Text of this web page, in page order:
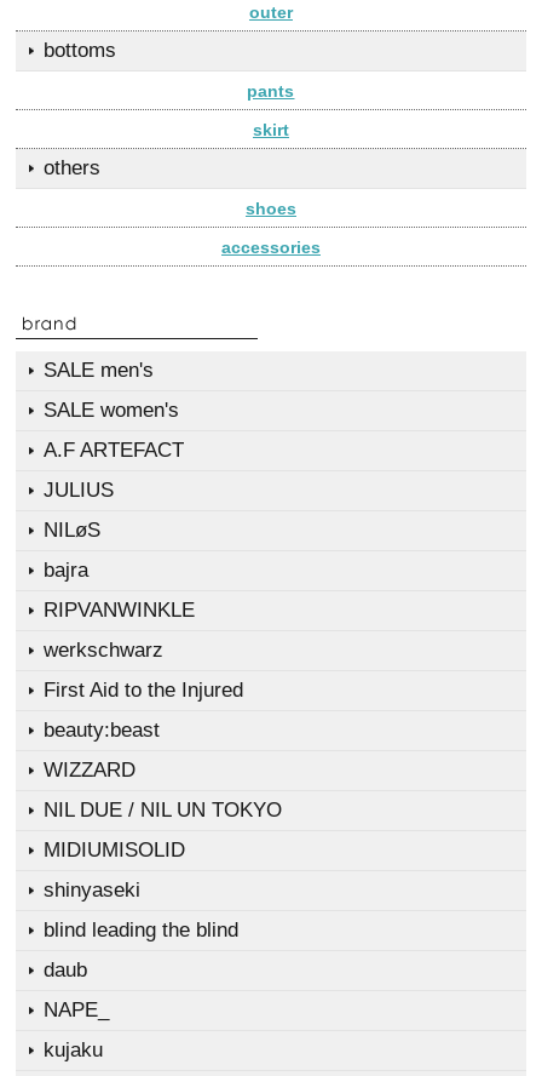
outer
bottoms
pants
skirt
others
shoes
accessories
SALE men's
SALE women's
A.F ARTEFACT
JULIUS
NILøS
bajra
RIPVANWINKLE
werkschwarz
First Aid to the Injured
beauty:beast
WIZZARD
NIL DUE / NIL UN TOKYO
MIDIUMISOLID
shinyaseki
blind leading the blind
daub
NAPE_
kujaku